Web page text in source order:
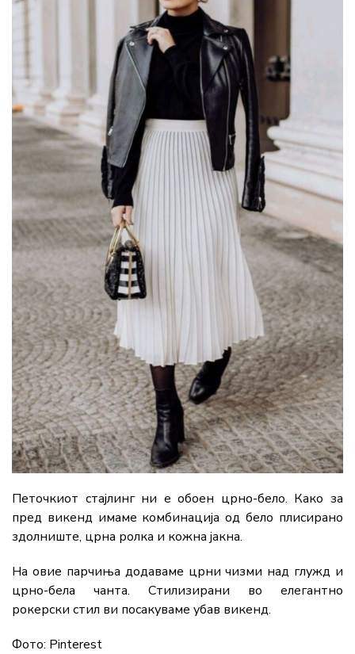
Петочкиот стајлинг ни е обоен црно-бело. Како за
пред викенд имаме комбинација од бело плисирано
здолниште, црна ролка и кожна јакна.
На овие парчиња додаваме црни чизми над глужд и
црно-бела чанта. Стилизирани во елегантно
рокерски стил ви посакуваме убав викенд.
Фото: Pinterest